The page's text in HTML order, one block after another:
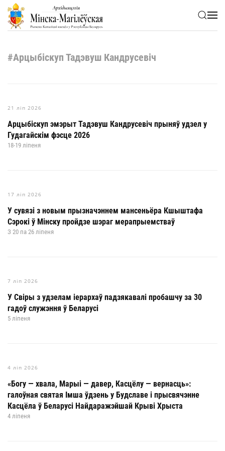
Skip to main content
#Арцыбіскуп Тадэвуш Кандрусевіч
21 ліп 2026
Арцыбіскуп эмэрыт Тадэвуш Кандрусевіч прыняў удзел у
Гудагайскім фэсце 2026
18-19 ліпеня
17 ліп 2026
У сувязі з новым прызначэннем мансеньёра Кшыштафа
Сэрокі ў Мінску пройдзе шэраг мерапрыемстваў
З 20 па 26 ліпеня
7 ліп 2026
У Свіры з удзелам іерархаў падзякавалі пробашчу за 30
гадоў служэння ў Беларусі
5 ліпеня
4 ліп 2026
«Богу — хвала, Марыі — давер, Касцёлу — вернасць»:
галоўная святая Імша ўдзень у Будславе і прысвячэнне
Касцёла ў Беларусі Найдаражэйшай Крыві Хрыста
4 ліпеня